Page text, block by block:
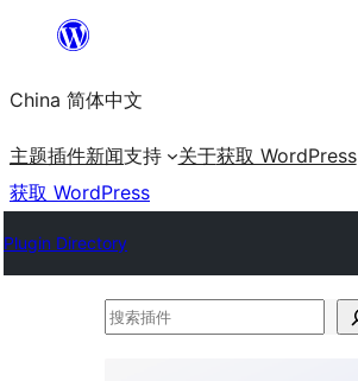
内
容
China 简体中文
主题插件新闻支持 关于获取 WordPress
获取 WordPress
Plugin Directory
搜